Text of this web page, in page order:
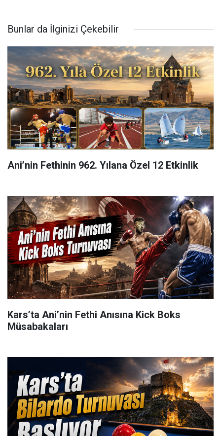
Bunlar da İlginizi Çekebilir
Ani’nin Fethinin 962. Yılana Özel 12 Etkinlik
Kars’ta Ani’nin Fethi Anısına Kick Boks
Müsabakaları